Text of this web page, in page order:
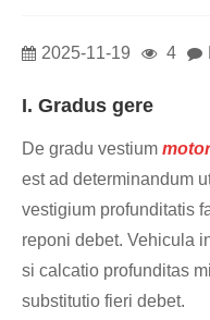
2025-11-19 4
I. Gradus gere
De gradu vestium
est ad determinandum
vestigium profunditatis
reponi debet. Vehicula
si calcatio profunditas
substitutio fieri debet.